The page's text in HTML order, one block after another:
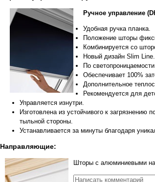
Ручное управление
Удобная ручка планка.
Положение шторы
Комбинируется со
Новый дизайн Slim Line.
По
Обеспечивает 100%
Дополнительное
Рекомендуется для
Управляется изнутри.
Изготовлена из устойчивого к
тыльной стороны.
Устанавливается за минуты благодаря
Направляющие:
Шторы с алюминиевыми